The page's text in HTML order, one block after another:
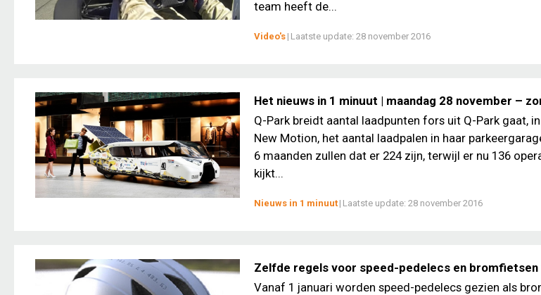
team heeft de...
Video's | Laatste update: 28 november 2016
Het nieuws in 1 minuut | maandag 28 november –
Q-Park breidt aantal laadpunten fors uit Q-Park gaat,
New Motion, het aantal laadpalen in haar
6 maanden zullen dat er 224 zijn, terwijl er nu 136
kijkt...
Nieuws in 1 minuut | Laatste update: 28 november 2016
Zelfde regels voor speed-pedelecs en bromfietsen
Vanaf 1 januari worden speed-pedelecs gezien als